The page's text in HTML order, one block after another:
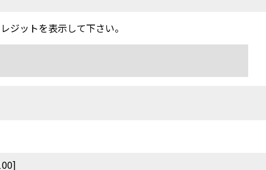
ジットを表示して下さい。